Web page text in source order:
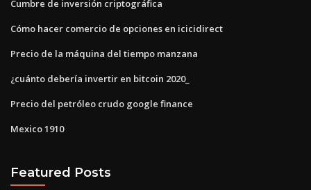
Cumbre de inversión criptográfica
Cómo hacer comercio de opciones en icicidirect
Precio de la máquina del tiempo manzana
¿cuánto debería invertir en bitcoin 2020_
Precio del petróleo crudo google finance
Mexico 1910
Featured Posts